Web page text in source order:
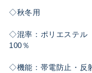
◇秋冬用
◇混率：ポリエステル
100％
◇機能：帯電防止・反